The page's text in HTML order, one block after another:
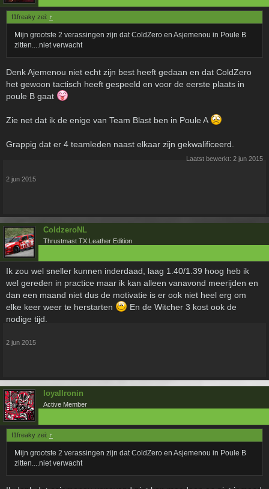
f1freaky zei: ↑
Mijn grootste 2 verassingen zijn dat ColdZero en Asjemenou in Poule B
zitten....niet verwacht
Denk Ajemenou niet echt zijn best heeft gedaan en dat ColdZero
het gewoon tactisch heeft gespeeld en voor de eerste plaats in
poule B gaat
Zie net dat ik de enige van Team Blast ben in Poule A
Grappig dat er 4 teamleden naast elkaar zijn gekwalificeerd.
Laatst bewerkt: 2 jun 2015
2 jun 2015
ColdzeroNL
Thrustmast TX Leather Edition
Ik zou wel sneller kunnen inderdaad, laag 1.40/1.39 hoog heb ik
wel gereden in practice maar ik kan alleen vanavond meerijden en
dan een maand niet dus de motivatie is er ook niet heel erg om
elke keer weer te herstarten
En de Witcher 3 kost ook de
nodige tijd.
2 jun 2015
loyallronin
Active Member
f1freaky zei: ↑
Mijn grootste 2 verassingen zijn dat ColdZero en Asjemenou in Poule B
zitten....niet verwacht